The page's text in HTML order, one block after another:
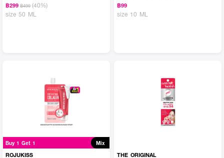
฿299 ฿499 (40%)
size 50 ML
฿99
size 10 ML
Buy 1 Get 1 Mix
ROJUKISS
THE ORIGINAL